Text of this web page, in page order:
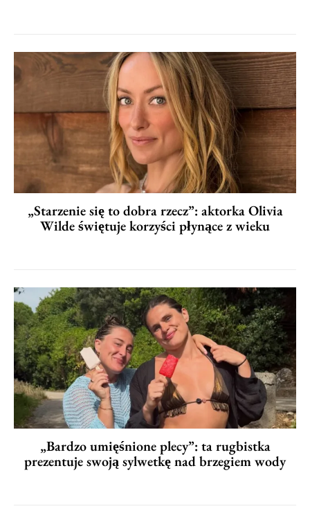
„Starzenie się to dobra rzecz”: aktorka Olivia
Wilde świętuje korzyści płynące z wieku
„Bardzo umięśnione plecy”: ta rugbistka
prezentuje swoją sylwetkę nad brzegiem wody